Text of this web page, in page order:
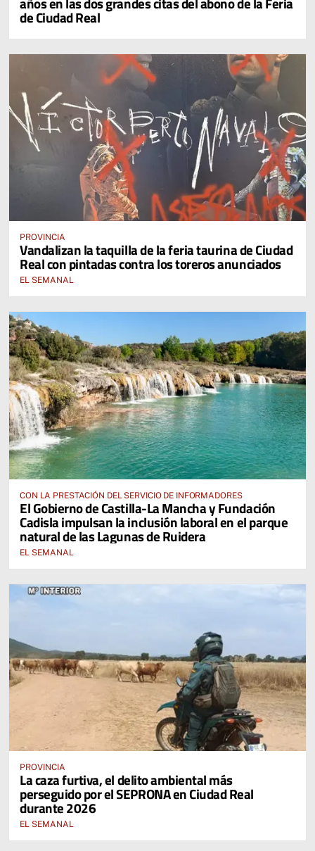
de Ciudad Real
PROVINCIA
Vandalizan la taquilla de la feria taurina de Ciudad
Real con pintadas contra los toreros anunciados
EL SEMANAL
CON LA PRESTACIÓN DEL SERVICIO DE INFORMADORES
El Gobierno de Castilla-La Mancha y Fundación
Cadisla impulsan la inclusión laboral en el parque
natural de las Lagunas de Ruidera
EL SEMANAL
PROVINCIA
La caza furtiva, el delito ambiental más
perseguido por el SEPRONA en Ciudad Real
durante 2026
EL SEMANAL